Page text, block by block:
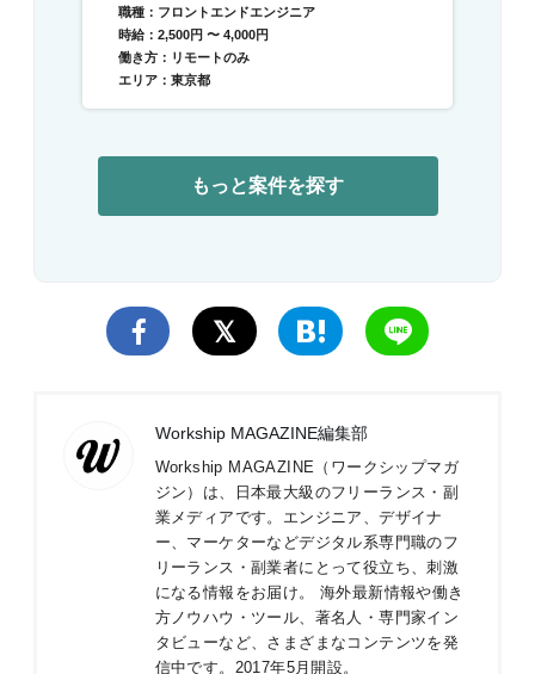
職種：フロントエンドエンジニア
時給：2,500円 〜 4,000円
働き方：リモートのみ
エリア：東京都
もっと案件を探す
Workship MAGAZINE編集部
Workship MAGAZINE（ワークシップマガ
ジン）は、日本最大級のフリーランス・副
業メディアです。エンジニア、デザイナ
ー、マーケターなどデジタル系専門職のフ
リーランス・副業者にとって役立ち、刺激
になる情報をお届け。 海外最新情報や働き
方ノウハウ・ツール、著名人・専門家イン
タビューなど、さまざまなコンテンツを発
信中です。2017年5月開設。